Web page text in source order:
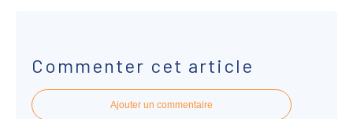
Commenter cet article
Ajouter un commentaire